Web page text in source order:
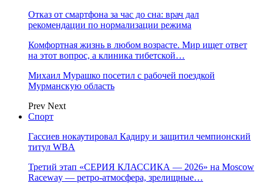
Отказ от смартфона за час до сна: врач дал
рекомендации по нормализации режима
Комфортная жизнь в любом возрасте. Мир ищет ответ
на этот вопрос, а клиника тибетской…
Михаил Мурашко посетил с рабочей поездкой
Мурманскую область
Prev Next
Спорт
Гассиев нокаутировал Кадиру и защитил чемпионский
титул WBA
Третий этап «СЕРИЯ КЛАССИКА — 2026» на Moscow
Raceway — ретро‑атмосфера, зрелищные…